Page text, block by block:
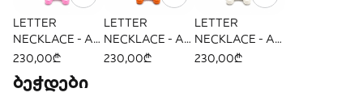
LETTER
NECKLACE - A
PINK
230,00₾
LETTER
NECKLACE - A
ORANGE
230,00₾
LETTER
NECKLACE - A
OFF WHITE
230,00₾
ბეჭდები